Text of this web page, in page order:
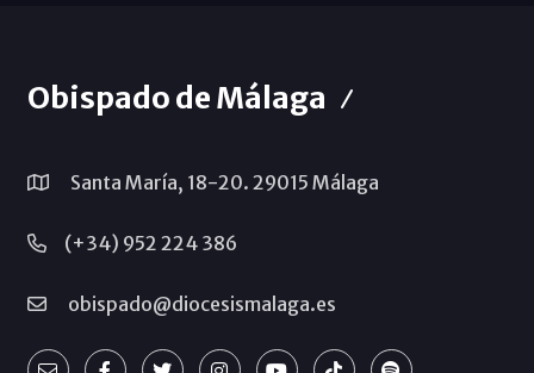
Obispado de Málaga
Santa María, 18-20. 29015 Málaga
(+34) 952 224 386
obispado@diocesismalaga.es